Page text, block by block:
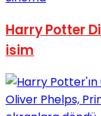
Harry Potter
isim